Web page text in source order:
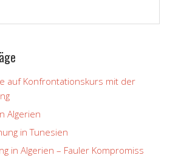
auf Konfrontationskurs mit der
Algerien
in Tunesien
in Algerien – Fauler Kompromiss